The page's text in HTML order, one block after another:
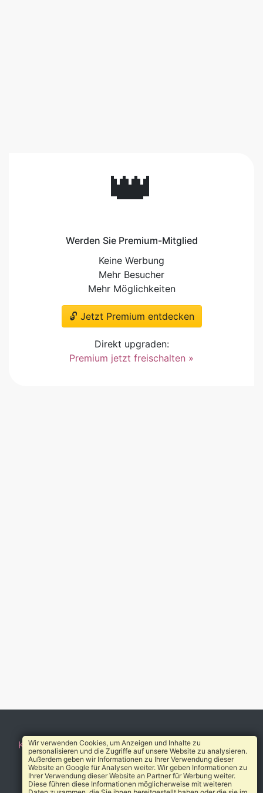
👑
Werden Sie Premium-Mitglied
Keine Werbung
Mehr Besucher
Mehr Möglichkeiten
🔓 Jetzt Premium entdecken
Direkt upgraden:
Premium jetzt freischalten »
Kontakt AGB Impressum Datenschutz
© 2010-2026 Heilverzeichnis®
Wir verwenden Cookies, um Anzeigen und Inhalte zu
personalisieren und die Zugriffe auf unsere Website zu analysieren.
Außerdem geben wir Informationen zu Ihrer Verwendung dieser
Website an Google für Analysen weiter. Wir geben Informationen zu
Ihrer Verwendung dieser Website an Partner für Werbung weiter.
Diese führen diese Informationen möglicherweise mit weiteren